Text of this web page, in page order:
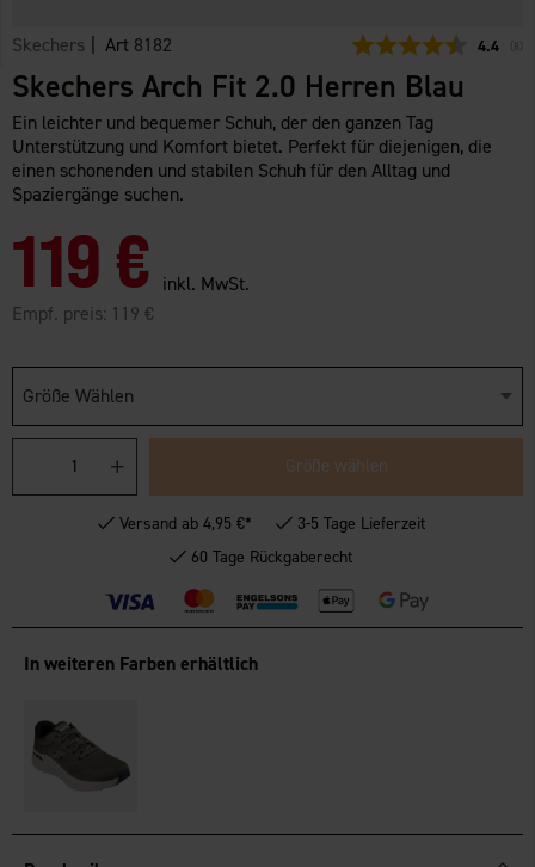
Skechers | Art 8182 4.4
Skechers Arch Fit 2.0 Herren Blau
Ein leichter und bequemer Schuh, der den ganzen Tag
Unterstützung und Komfort bietet. Perfekt für diejenigen, die
einen schonenden und stabilen Schuh für den Alltag und
Spaziergänge suchen.
119 € inkl. MwSt.
Empf. preis: 119 €
Größe Wählen
Größe wählen
Versand ab 4,95 €*
3-5 Tage Lieferzeit
60 Tage Rückgaberecht
In weiteren Farben erhältlich